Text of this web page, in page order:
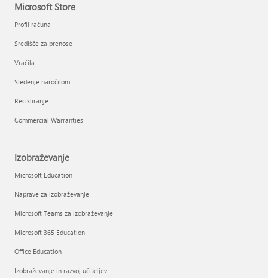
Microsoft Store
Profil računa
Središče za prenose
Vračila
Sledenje naročilom
Recikliranje
Commercial Warranties
Izobraževanje
Microsoft Education
Naprave za izobraževanje
Microsoft Teams za izobraževanje
Microsoft 365 Education
Office Education
Izobraževanje in razvoj učiteljev